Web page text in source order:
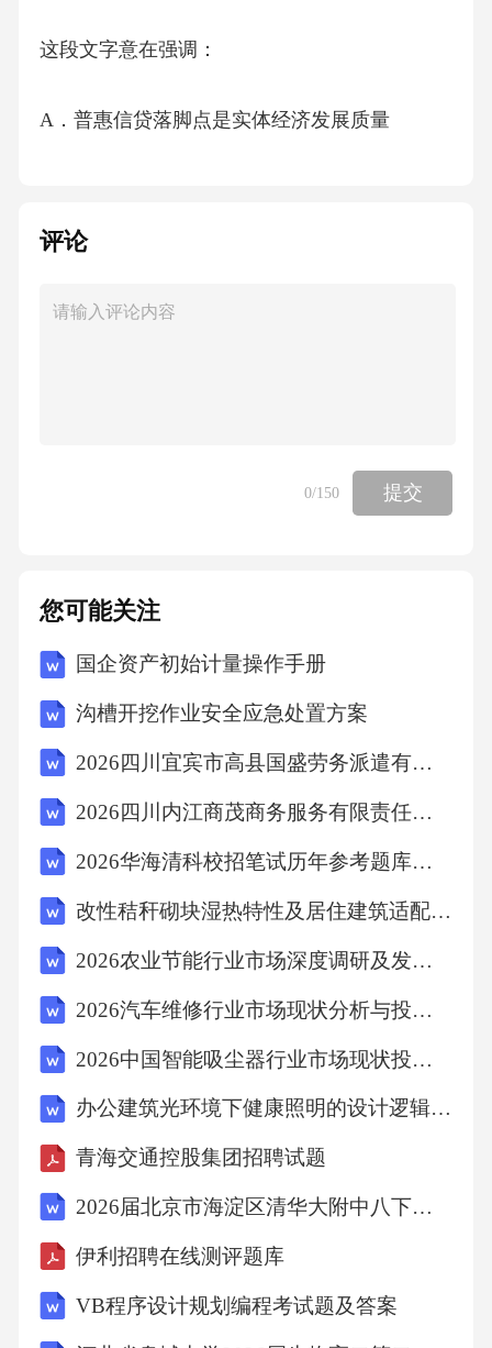
这段文字意在强调：
A．普惠信贷落脚点是实体经济发展质量
C．普惠信贷旨在解决企业贷款难的问题
文段开篇指出普惠信贷的目标是提升服务实体
经济质量和水平，接着通过“从······到······再到·
过“无论是······还是······抑或是······都······”再次
强调以普惠金融的“活水”润泽实体经济，故文段
为总分结构，重点强调普惠
信贷的目标是提升服务实体经济质量，对应A
项。
B项，“不断拓宽实体经济的服务面”对应举例论
证部分的内容，非重点，排除；
C项，“解决企业贷款难的问题”对应尾句解释说
明部分的内容，非重点，排除；
“普惠信贷”，排除。
故正确答案为A。
评论
0/150 提交
您可能关注
国企资产初始计量操作手册
沟槽开挖作业安全应急处置方案
2026四川宜宾市高县国盛劳务派遣有限责任公司招聘劳务派遣人员1人笔试历年参考题库附带答案详解
2026四川内江商茂商务服务有限责任公司招聘拟聘用人员笔试历年参考题库附带答案详解
2026华海清科校招笔试历年参考题库附带答案详解
改性秸秆砌块湿热特性及居住建筑适配探究
2026农业节能行业市场深度调研及发展趋势与投资战略研究报告
2026汽车维修行业市场现状分析与投资前景规划研究报告
2026中国智能吸尘器行业市场现状投资评估竞争格局与发展潜力研究报告
办公建筑光环境下健康照明的设计逻辑探究
青海交通控股集团招聘试题
2026届北京市海淀区清华大附中八下生物期末质量检测试题含解析
伊利招聘在线测评题库
VB程序设计规划编程考试题及答案